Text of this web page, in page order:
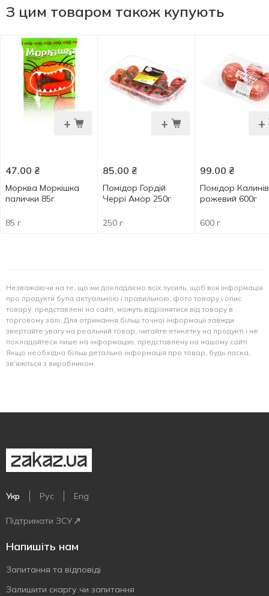
З цим товаром також купують
+
47.00 ₴
Морква Моркішка
палички 85г
85 г
+
85.00 ₴
Помідор Гордій
Черрі Амор 250г
250 г
+
99.00 ₴
Помідор
рожевий 600г
600 г
Незважаючи на те, що ми докладаємо всіх зусиль, щоб вся інформація
про продукти була актуальною і правильною, фото товару і опис
товару, представлені на сайті, можуть відрізнятися від товару в
торговому залі. Для отримання більш точної інформації завжди
звертайте увагу на реальний товар, читайте етикетку на продукті і не
покладайтеся лише на інформацію, представлену на нашому сайті.
Якщо необхідна більш детальна інформація про товар, будь ласка,
зв'яжіться з виробником.
Укр Рус Eng
Підтримати ЗСУ
Напишіть нам
Запитання та відповіді
Залишити скаргу чи запитання